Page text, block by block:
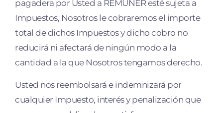
pagadera por Usted a REMUNER esté sujeta a
Impuestos, Nosotros le cobraremos el importe
total de dichos Impuestos y dicho cobro no
reducirá ni afectará de ningún modo a la
cantidad a la que Nosotros tengamos derecho.
Usted nos reembolsará e indemnizará por
cualquier Impuesto, interés y penalización que